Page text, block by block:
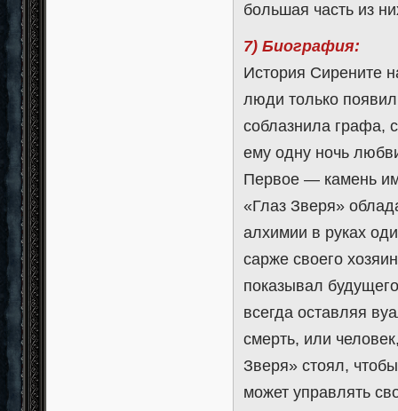
большая часть из
7) Биография:
История Сирените
люди только
соблазнила графа,
ему одну ночь
Первое — камень
«Глаз Зверя»
алхимии в руках
сарже своего
показывал
всегда оставляя
смерть, или
Зверя» стоял,
может управлять